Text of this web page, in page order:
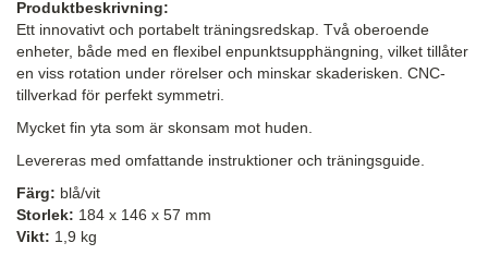
Produktbeskrivning:
Ett innovativt och portabelt träningsredskap. Två oberoende
enheter, både med en flexibel enpunktsupphängning, vilket tillåter
en viss rotation under rörelser och minskar skaderisken. CNC-
tillverkad för perfekt symmetri.
Mycket fin yta som är skonsam mot huden.
Levereras med omfattande instruktioner och träningsguide.
Färg: blå/vit
Storlek: 184 x 146 x 57 mm
Vikt: 1,9 kg